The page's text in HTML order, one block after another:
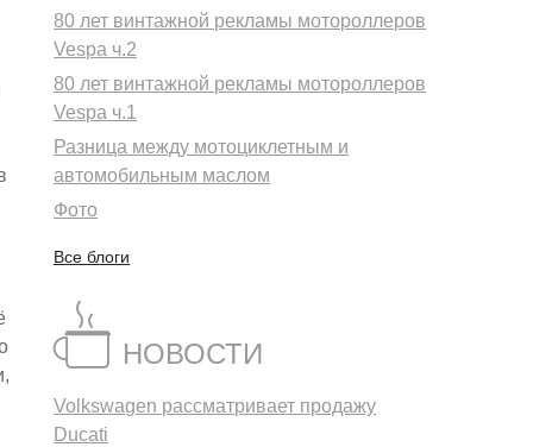
80 лет винтажной рекламы мотороллеров
Vespa ч.2
80 лет винтажной рекламы мотороллеров
Vespa ч.1
Разница между мотоциклетным и
автомобильным маслом
Фото
Все блоги
НОВОСТИ
Volkswagen рассматривает продажу
Ducati